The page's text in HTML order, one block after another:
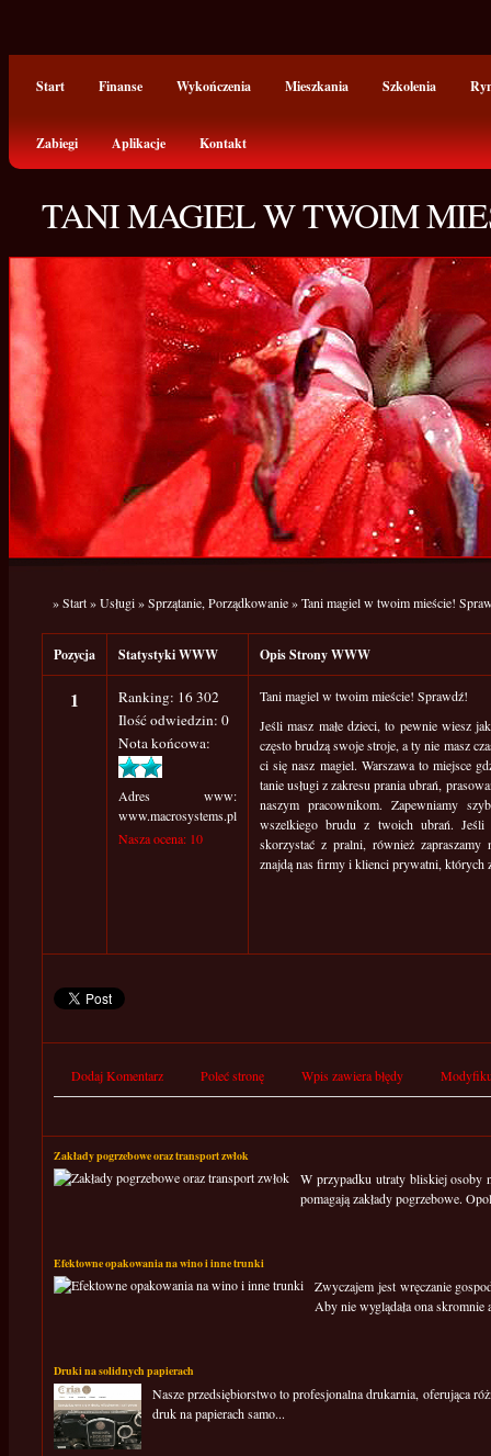
Start Finanse Wykończenia Mieszkania Szkolenia
Zabiegi Aplikacje Kontakt
TANI MAGIEL W TWOIM
»Start»Usługi»Sprzątanie, Porządkowanie»Tani magiel w twoim mieście!
Pozycja Statystyki WWW Opis Strony WWW
1
Ranking: 16 302
Ilość odwiedzin: 0
Nota końcowa:
Adres www:
www.macrosystems.pl
Nasza ocena: 10
Tani magiel w twoim mieście! Sprawdź!
Jeśli masz małe dzieci, to pewnie wiesz
często brudzą swoje stroje, a ty nie masz
ci się nasz magiel. Warszawa to miejsce
tanie usługi z zakresu prania ubrań,
naszym pracownikom. Zapewniamy
wszelkiego brudu z twoich ubrań. Jeśli
skorzystać z pralni, również zapraszamy
znajdą nas firmy i klienci prywatni, których
Dodaj Komentarz Poleć stronę Wpis zawiera błędy
Zakłady pogrzebowe oraz transport zwłok
W przypadku utraty bliskiej osoby
pomagają zakłady pogrzebowe.
Efektowne opakowania na wino i inne trunki
Zwyczajem jest wręczanie
Aby nie wyglądała ona
Druki na solidnych papierach
Nasze przedsiębiorstwo to profesjonalna drukarnia, oferująca
druk na papierach samo...